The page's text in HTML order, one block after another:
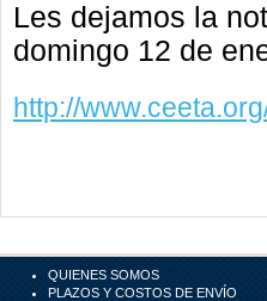
Les dejamos la
domingo 12 de
http://
QUIENES SOMOS
PLAZOS Y COSTOS DE ENVÍO